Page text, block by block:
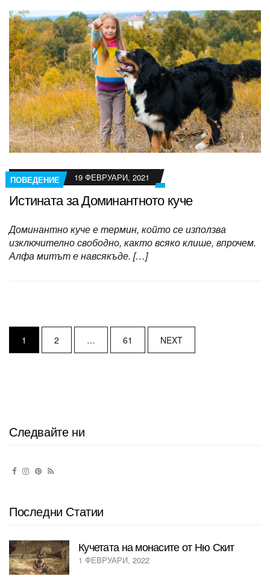
ПОВЕДЕНИЕ 19 ФЕВРУАРИ, 2021
Истината за Доминантното куче
Доминантно куче е термин, който се използва
изключително свободно, както всяко клише, впрочем.
Алфа митът е навсякъде. […]
o
s
a
i
g
a
1 2 … 61 NEXT
Следвайте ни
Последни Статии
Кучетата на монасите от Ню Скит
1 ФЕВРУАРИ, 2022